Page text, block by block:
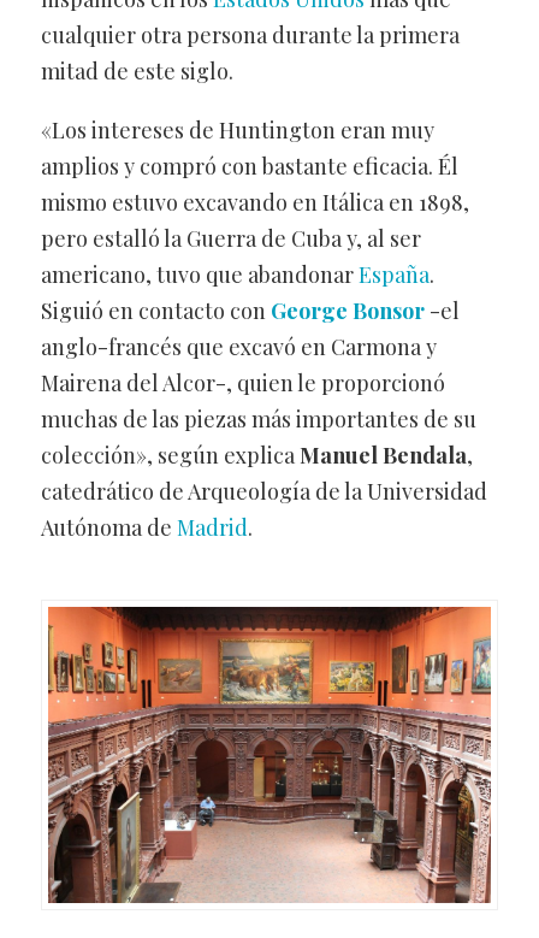
cualquier otra persona durante la primera
mitad de este siglo.
«Los intereses de Huntington eran muy
amplios y compró con bastante eficacia. Él
mismo estuvo excavando en Itálica en 1898,
pero estalló la Guerra de Cuba y, al ser
americano, tuvo que abandonarEspaña.
Siguió en contacto con George Bonsor-el
anglo-francés que excavó en Carmona y
Mairena del Alcor-, quien le proporcionó
muchas de las piezas más importantes de su
colección», según explica Manuel Bendala,
catedrático de Arqueología de la Universidad
Autónoma de Madrid.